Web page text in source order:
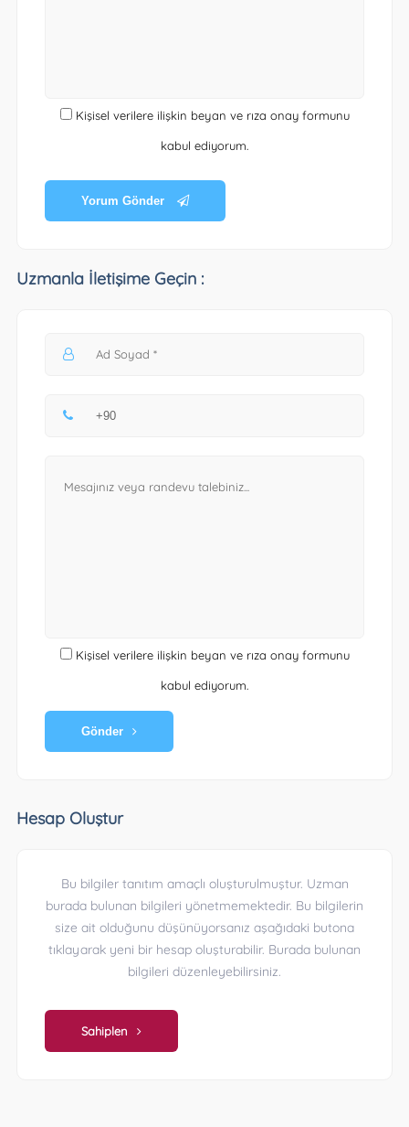
Kişisel verilere ilişkin beyan ve rıza onay formunu
kabul ediyorum.
Yorum Gönder
Uzmanla İletişime Geçin :
Kişisel verilere ilişkin beyan ve rıza onay formunu
kabul ediyorum.
Gönder
Hesap Oluştur
Bu bilgiler tanıtım amaçlı oluşturulmuştur. Uzman
burada bulunan bilgileri yönetmemektedir. Bu bilgilerin
size ait olduğunu düşünüyorsanız aşağıdaki butona
tıklayarak yeni bir hesap oluşturabilir. Burada bulunan
bilgileri düzenleyebilirsiniz.
Sahiplen